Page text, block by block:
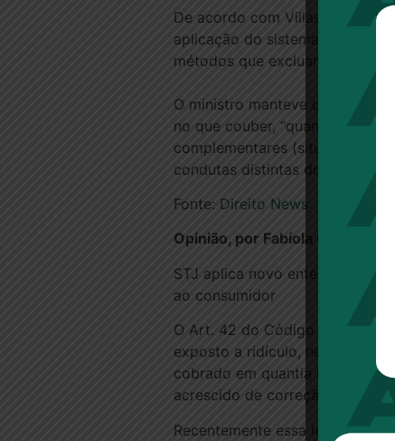
De acordo com Villas Bôas
aplicação do sistema jurídico
métodos que excluam normas
O ministro manteve o direito
no que couber, “quando a
complementares (situação dos
condutas distintas dos credores”.
Fonte: Direito News
Opinião, por Fabíola Cunha,
STJ aplica novo entendimento
ao consumidor
O Art. 42 do Código de Defesa
exposto a ridículo, nem será
cobrado em quantia indevida
acrescido de correção
Recentemente essa letra de lei